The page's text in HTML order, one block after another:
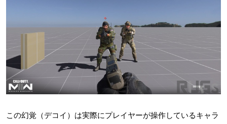
この幻覚（デコイ）は実際にプレイヤーが操作しているキャラ